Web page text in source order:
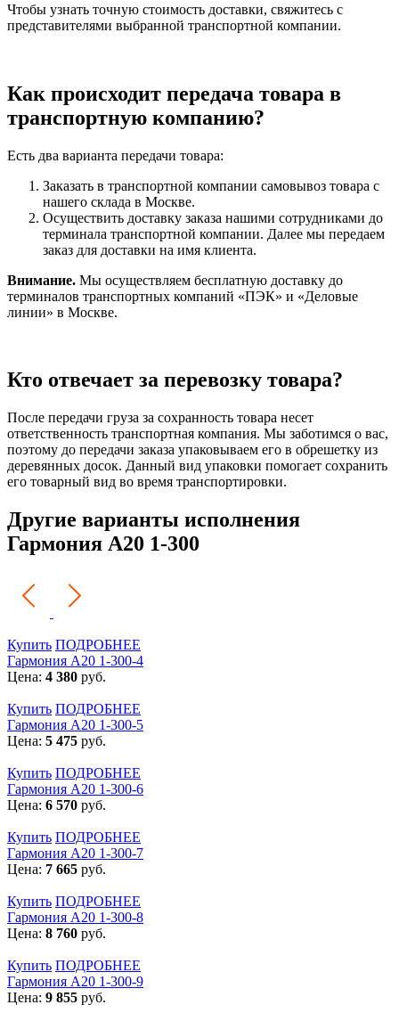
Чтобы узнать точную стоимость доставки, свяжитесь с
представителями выбранной транспортной компании.
Как происходит передача товара в
транспортную компанию?
Есть два варианта передачи товара:
Заказать в транспортной компании самовывоз товара с
нашего склада в Москве.
Осуществить доставку заказа нашими сотрудниками до
терминала транспортной компании. Далее мы передаем
заказ для доставки на имя клиента.
Внимание. Мы осуществляем бесплатную доставку до
терминалов транспортных компаний «ПЭК» и «Деловые
линии» в Москве.
Кто отвечает за перевозку товара?
После передачи груза за сохранность товара несет
ответственность транспортная компания. Мы заботимся о вас,
поэтому до передачи заказа упаковываем его в обрешетку из
деревянных досок. Данный вид упаковки помогает сохранить
его товарный вид во время транспортировки.
Другие варианты исполнения
Гармония А20 1-300
Купить ПОДРОБНЕЕ
Гармония А20 1-300-4
Цена: 4 380 руб.
Купить ПОДРОБНЕЕ
Гармония А20 1-300-5
Цена: 5 475 руб.
Купить ПОДРОБНЕЕ
Гармония А20 1-300-6
Цена: 6 570 руб.
Купить ПОДРОБНЕЕ
Гармония А20 1-300-7
Цена: 7 665 руб.
Купить ПОДРОБНЕЕ
Гармония А20 1-300-8
Цена: 8 760 руб.
Купить ПОДРОБНЕЕ
Гармония А20 1-300-9
Цена: 9 855 руб.